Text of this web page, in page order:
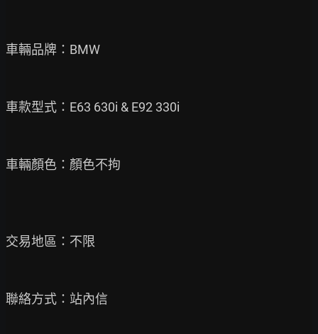
車輛品牌：BMW
車款型式：E63 630i & E92 330i
車輛顏色：顏色不拘
交易地區：不限
聯絡方式：站內信